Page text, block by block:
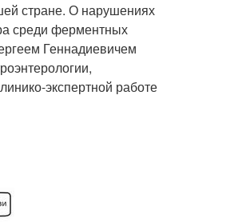
стране. О нарушениях
среди ферментных
Геннадиевичем
экспертной работе